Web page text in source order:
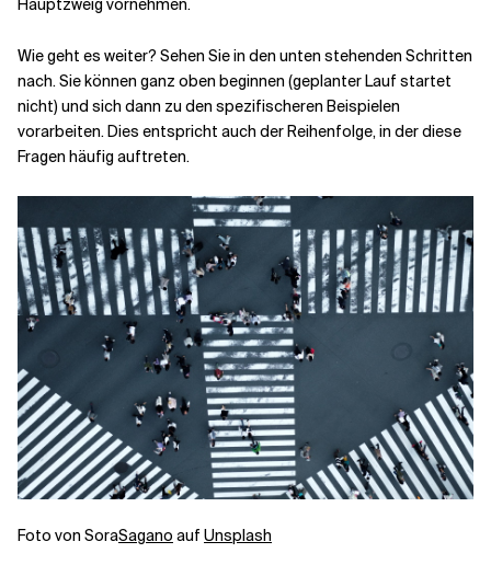
Hauptzweig vornehmen.
Wie geht es weiter? Sehen Sie in den unten stehenden Schritten
nach. Sie können ganz oben beginnen (geplanter Lauf startet
nicht) und sich dann zu den spezifischeren Beispielen
vorarbeiten. Dies entspricht auch der Reihenfolge, in der diese
Fragen häufig auftreten.
Foto von SoraSagano auf Unsplash